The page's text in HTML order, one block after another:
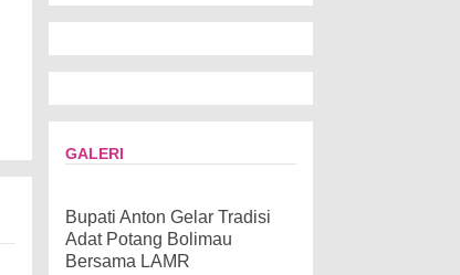
GALERI
Bupati Anton Gelar Tradisi
Adat Potang Bolimau
Bersama LAMR